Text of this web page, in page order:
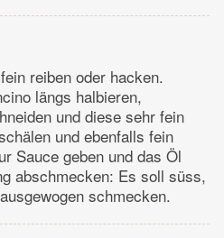
reiben oder hacken.
längs halbieren,
und diese sehr fein
und ebenfalls fein
Sauce geben und das Öl
abschmecken: Es soll süss,
schmecken.